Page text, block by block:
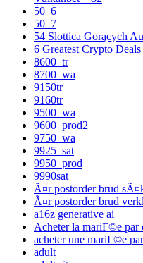
50_6
50_7
54 Slottica Gorących
6 Greatest Crypto
8600_tr
8700_wa
9150tr
9160tr
9500_wa
9600_prod2
9750_wa
9925_sat
9950_prod
9990sat
Ã¤r postorder brud
Ã¤r postorder brud
a16z generative ai
Acheter la mariГ©e par
acheter une mariГ©e
adult